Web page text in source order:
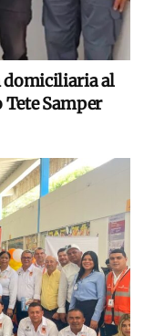
domiciliaria al
Tete Samper